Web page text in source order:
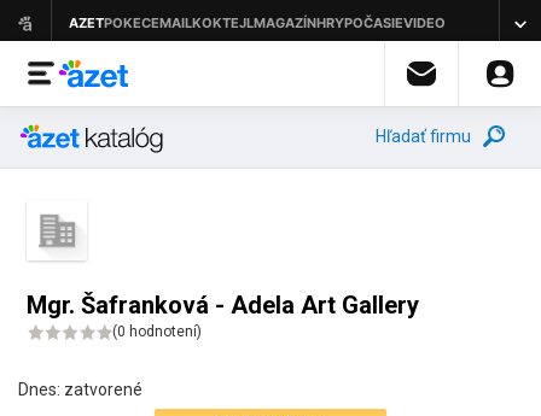
Hľadať firmu
Mgr. Šafranková - Adela Art Gallery
(0 hodnotení)
Dnes: zatvorené